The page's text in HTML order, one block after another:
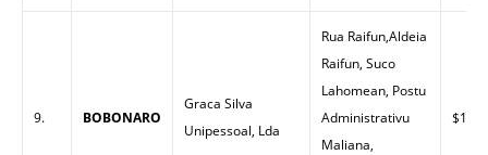
9. BOBONARO
Graca Silva
Unipessoal, Lda
Rua Raifun,Aldeia
Raifun, Suco
Lahomean, Postu
Administrativu
Maliana,
$1.53